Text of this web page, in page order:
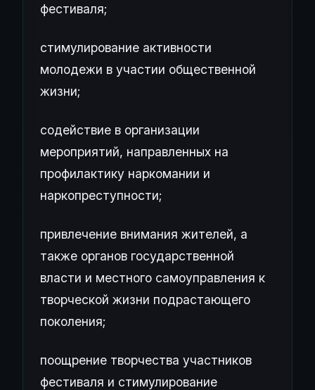
фестиваля;
стимулирование активности
молодежи в участии общественной
жизни;
содействие в организации
мероприятий, направленных на
профилактику наркомании и
наркопреступности;
привлечение внимания жителей, а
также органов государственной
власти и местного самоуправления к
творческой жизни подрастающего
поколения;
поощрение творчества участников
фестиваля и стимулирование